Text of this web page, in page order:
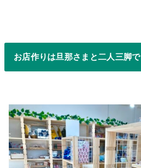
お店作りは旦那さまと二人三脚で